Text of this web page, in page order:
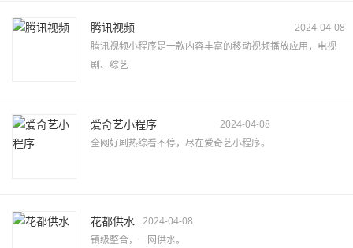
腾讯视频
2024-04-08
腾讯视频小程序是一款内容丰富的移动视频播放应用，电视
剧、综艺
爱奇艺小程序
2024-04-08
全网好剧热综看不停，尽在爱奇艺小程序。
花都供水
2024-04-08
镇级整合，一网供水。